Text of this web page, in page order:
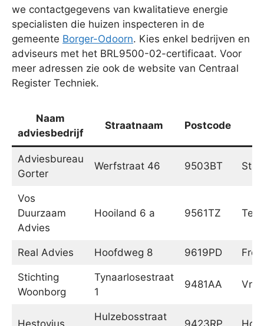
we contactgegevens van kwalitatieve energie
specialisten die huizen inspecteren in de
gemeente Borger-Odoorn. Kies enkel bedrijven en
adviseurs met het BRL9500-02-certificaat. Voor
meer adressen zie ook de website van Centraal
Register Techniek.
Naam
adviesbedrijf
Straatnaam Postcode
Adviesbureau
Gorter
Werfstraat 46 9503BT
Vos
Duurzaam
Advies
Hooiland 6 a 9561TZ Ter
Real Advies Hoofdweg 8 9619PD
Stichting
Woonborg
Tynaarlosestraat
1
9481AA
Hestovius
Hulzebosstraat
9423RP